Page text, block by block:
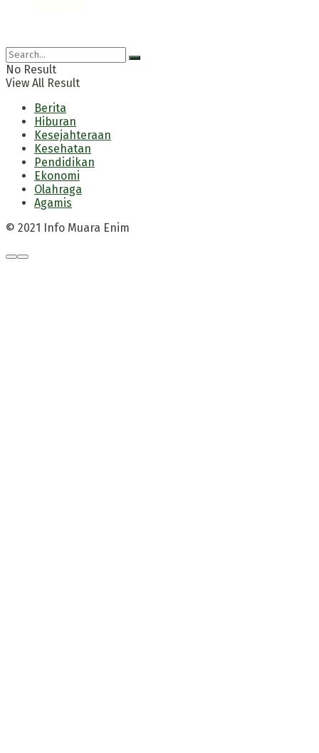
No Result
View All Result
Berita
Hiburan
Kesejahteraan
Kesehatan
Pendidikan
Ekonomi
Olahraga
Agamis
© 2021 Info Muara Enim